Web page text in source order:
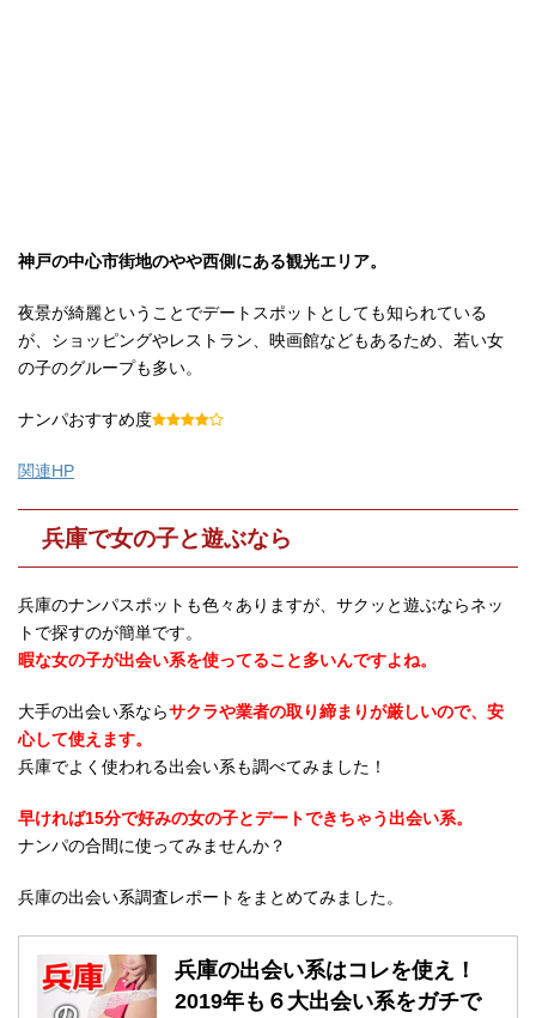
神戸の中心市街地のやや西側にある観光エリア。
夜景が綺麗ということでデートスポットとしても知られている
が、ショッピングやレストラン、映画館などもあるため、若い女
の子のグループも多い。
ナンパおすすめ度
関連HP
兵庫で女の子と遊ぶなら
兵庫のナンパスポットも色々ありますが、サクッと遊ぶならネッ
トで探すのが簡単です。
暇な女の子が出会い系を使ってること多いんですよね。
大手の出会い系ならサクラや業者の取り締まりが厳しいので、安
心して使えます。
兵庫でよく使われる出会い系も調べてみました！
早ければ15分で好みの女の子とデートできちゃう出会い系。
ナンパの合間に使ってみませんか？
兵庫の出会い系調査レポートをまとめてみました。
兵庫の出会い系はコレを使え！
2019年も６大出会い系をガチで